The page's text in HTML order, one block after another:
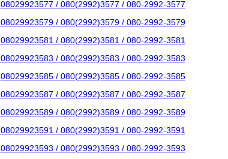
08029923577 / 080(2992)3577 / 080-2992-3577
08029923579 / 080(2992)3579 / 080-2992-3579
08029923581 / 080(2992)3581 / 080-2992-3581
08029923583 / 080(2992)3583 / 080-2992-3583
08029923585 / 080(2992)3585 / 080-2992-3585
08029923587 / 080(2992)3587 / 080-2992-3587
08029923589 / 080(2992)3589 / 080-2992-3589
08029923591 / 080(2992)3591 / 080-2992-3591
08029923593 / 080(2992)3593 / 080-2992-3593